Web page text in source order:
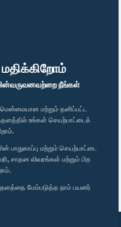
நீங்கள்
மென்மையான மற்றும் தனிப்பட்ட
உங்கள் செயற்பாட்டைக்
பாதுகாப்பு மற்றும் செயற்பாட்டை
சாதன விவரங்கள் மற்றும் பிற
மேம்படுத்த நாம் பயனர்